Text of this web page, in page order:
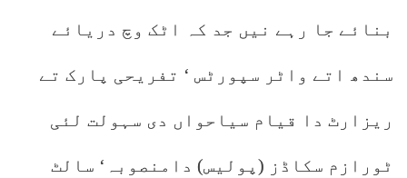
بنائے جا رہے نیں جد کہ اٹک وچ دریائے
سندھ اتے واٹر سپورٹس ‘ تفریحی پارک تے
ریزارٹ دا قیام سیاحواں دی سہولت لئی
ٹورازم سکاڈز (پولیس) دامنصوبہ‘ سالٹ